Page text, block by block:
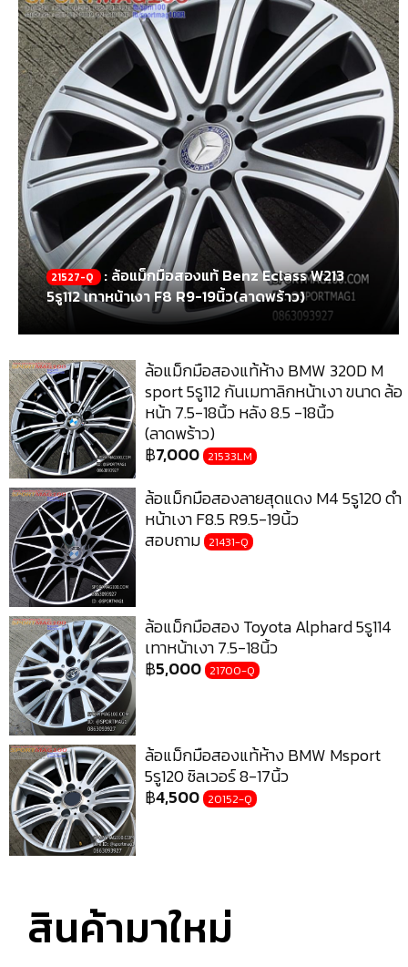
21527-Q
: ล้อแม็กมือสองแท้ Benz Eclass W213
5รู112 เทาหน้าเงา F8 R9-19นิ้ว(ลาดพร้าว)
ล้อแม็กมือสองแท้ห้าง BMW 320D M
sport 5รู112 กันเมทาลิกหน้าเงา ขนาด ล้อ
หน้า 7.5-18นิ้ว หลัง 8.5 -18นิ้ว
(ลาดพร้าว)
฿7,000 21533LM
ล้อแม็กมือสองลายสุดแดง M4 5รู120 ดำ
หน้าเงา F8.5 R9.5-19นิ้ว
สอบถาม 21431-Q
ล้อแม็กมือสอง Toyota Alphard 5รู114
เทาหน้าเงา 7.5-18นิ้ว
฿5,000 21700-Q
ล้อแม็กมือสองแท้ห้าง BMW Msport
5รู120 ซิลเวอร์ 8-17นิ้ว
฿4,500 20152-Q
สินค้ามาใหม่